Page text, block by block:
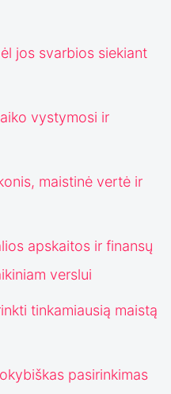
jos svarbios siekiant
vystymosi ir
maistinė vertė ir
apskaitos ir finansų
verslui
tinkamiausią maistą
pasirinkimas